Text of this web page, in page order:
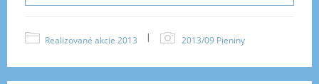
Realizované akcie 2013 | 2013/09 Pieniny